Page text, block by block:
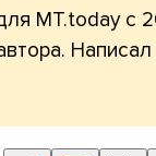
MT.today с